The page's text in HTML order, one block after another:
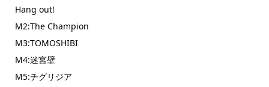
Hang out!
M2:The Champion
M3:TOMOSHIBI
M4:迷宮壁
M5:チグリジア